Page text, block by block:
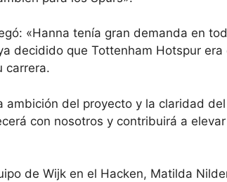
«Hanna tenía gran demanda en
decidido que Tottenham Hotspur
carrera.
ambición del proyecto y la claridad
con nosotros y contribuirá a
de Wijk en el Hacken, Matilda